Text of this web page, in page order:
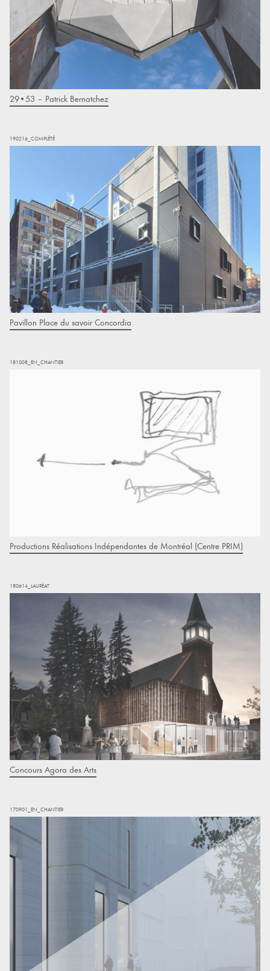
29•53 – Patrick Bernatchez
190216_COMPLÉTÉ
Pavillon Place du savoir Concordia
181008_EN_CHANTIER
Productions Réalisations Indépendantes de Montréal (Centre PRIM)
180614_LAURÉAT
Concours Agora des Arts
170901_EN_CHANTIER